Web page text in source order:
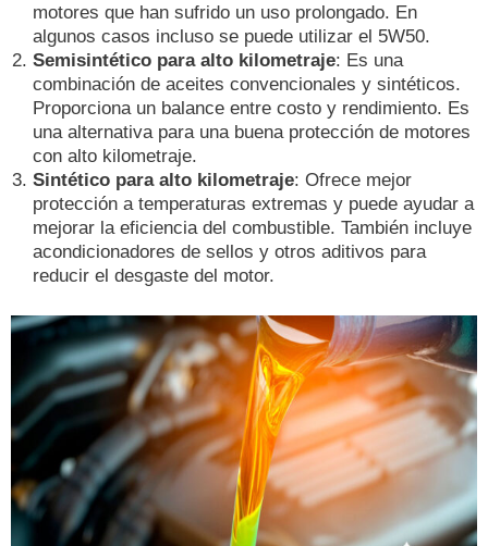
motores que han sufrido un uso prolongado. En
algunos casos incluso se puede utilizar el 5W50.
Semisintético para alto kilometraje: Es una
combinación de aceites convencionales y sintéticos.
Proporciona un balance entre costo y rendimiento. Es
una alternativa para una buena protección de motores
con alto kilometraje.
Sintético para alto kilometraje: Ofrece mejor
protección a temperaturas extremas y puede ayudar a
mejorar la eficiencia del combustible. También incluye
acondicionadores de sellos y otros aditivos para
reducir el desgaste del motor.